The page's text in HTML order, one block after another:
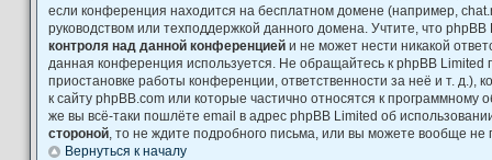
если конференция находится на бесплатном домене (например,
руководством или техподдержкой данного домена. Учтите, что
контроля над данной конференцией и не может нести никакой
данная конференция используется. Не обращайтесь к phpBB Limited
приостановке работы конференции, ответственности за неё и т. д.),
к сайту phpBB.com или которые частично относятся к программному
же вы всё-таки пошлёте email в адрес phpBB Limited об
стороной , то не ждите подробного письма, или вы можете вообще не
Вернуться к началу